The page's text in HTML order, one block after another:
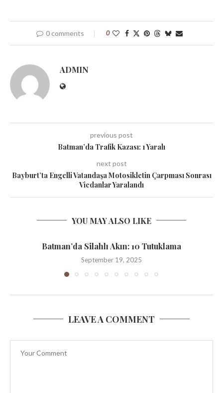
0 comments 0
ADMIN
previous post
Batman’da Trafik Kazası: 1 Yaralı
next post
Bayburt’ta Engelli Vatandaşa Motosikletin Çarpması Sonrası
Vicdanlar Yaralandı
YOU MAY ALSO LIKE
Batman’da Silahlı Akın: 10 Tutuklama
September 19, 2025
LEAVE A COMMENT